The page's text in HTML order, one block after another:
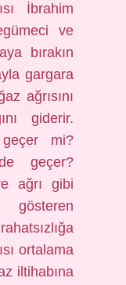
İbrahim
ve
bırakın
gargara
ağrısını
giderir.
mi?
geçer?
ağrı gibi
ortalama
iltihabına